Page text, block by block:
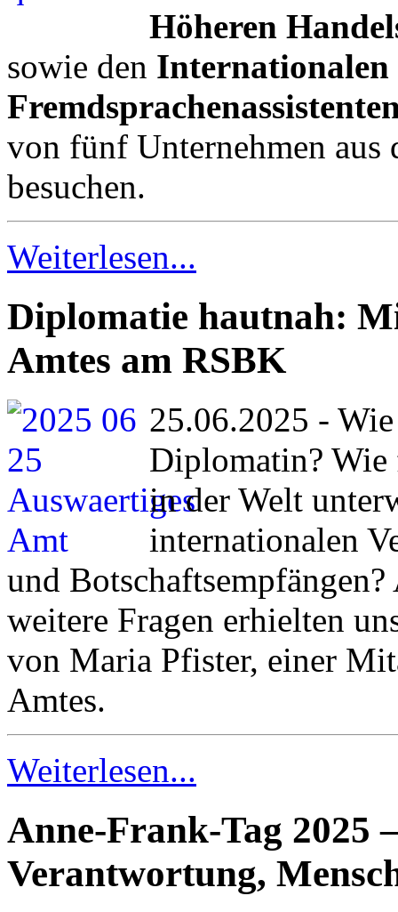
Höheren
sowie den Internationalen
von fünf Unternehmen aus
besuchen.
Weiterlesen...
Diplomatie hautnah:
Amtes am RSBK
25.06.2025 -
Diplomatin? Wie
in der Welt
internationalen
und
weitere Fragen erhielten
von Maria Pfister, einer
Amtes.
Weiterlesen...
Anne-Frank-Tag 2025
Verantwortung,